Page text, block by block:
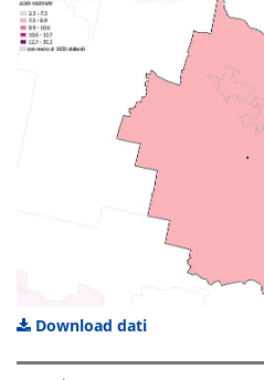
Download dati